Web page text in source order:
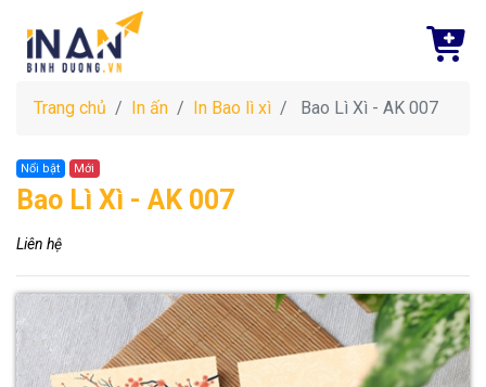
Trang chủ In ấn In Bao lì xì Bao Lì Xì - AK 007
Nổi bật Mới
Bao Lì Xì - AK 007
Liên hệ